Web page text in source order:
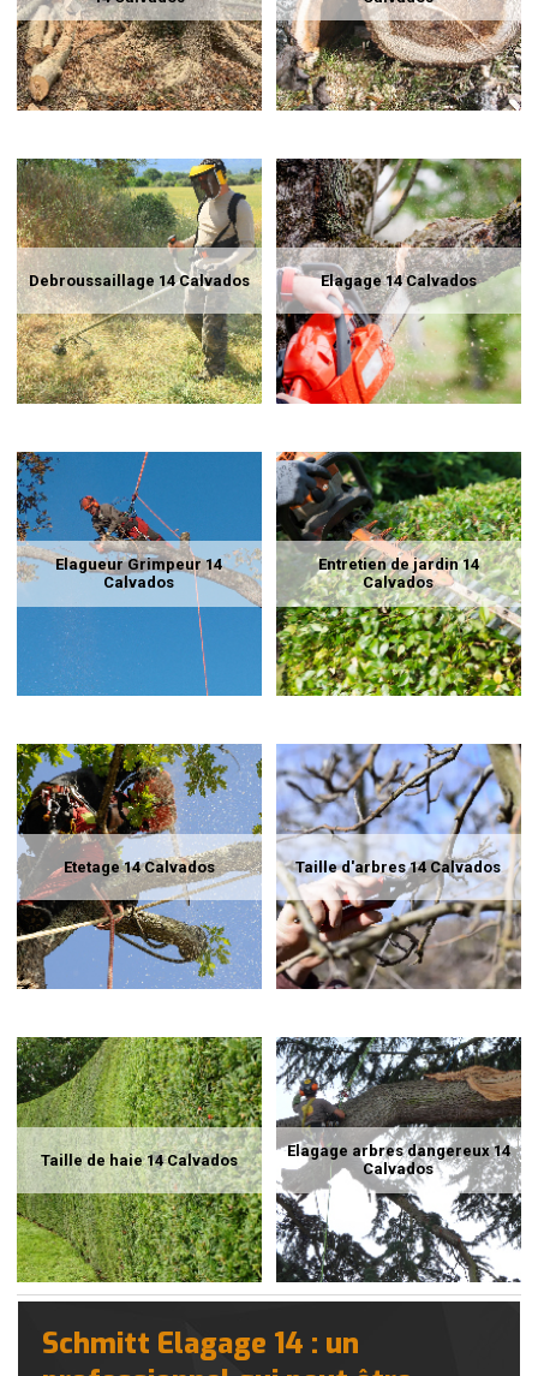
Debroussaillage 14 Calvados Elagage 14 Calvados
Elagueur Grimpeur 14
Calvados
Entretien de jardin 14
Calvados
Etetage 14 Calvados Taille d'arbres 14 Calvados
Taille de haie 14 Calvados
Elagage arbres dangereux 14
Calvados
Schmitt Elagage 14 : un